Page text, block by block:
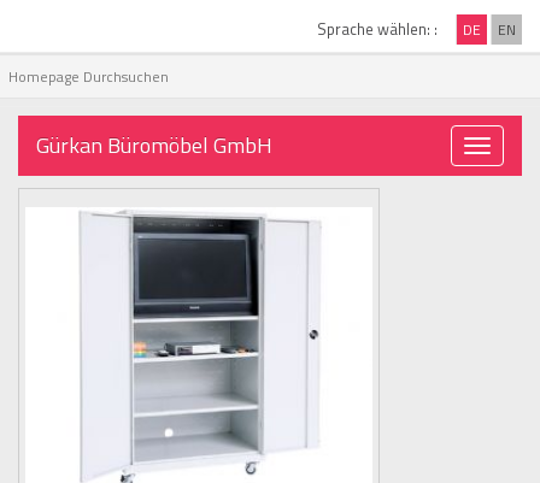
Sprache wählen: : DE EN
Toggle
Gürkan Büromöbel GmbH